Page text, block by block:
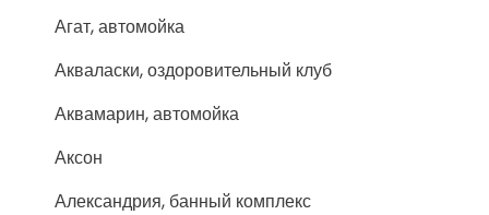
Агат, автомойка
Акваласки, оздоровительный клуб
Аквамарин, автомойка
Аксон
Александрия, банный комплекс